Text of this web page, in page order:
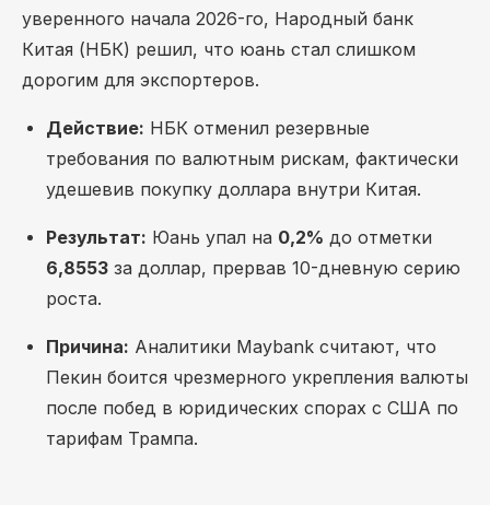
уверенного начала 2026-го, Народный банк
Китая (НБК) решил, что юань стал слишком
дорогим для экспортеров.
Действие: НБК отменил резервные
требования по валютным рискам, фактически
удешевив покупку доллара внутри Китая.
Результат: Юань упал на 0,2% до отметки
6,8553 за доллар, прервав 10-дневную серию
роста.
Причина: Аналитики Maybank считают, что
Пекин боится чрезмерного укрепления валюты
после побед в юридических спорах с США по
тарифам Трампа.